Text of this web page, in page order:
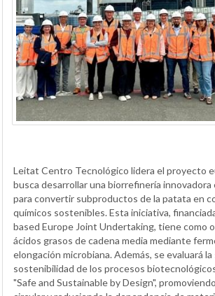
Leitat Centro Tecnológico lidera el proyecto
busca desarrollar una biorrefinería innovadora
para convertir subproductos de la patata en
químicos sostenibles. Esta iniciativa,
based Europe Joint Undertaking, tiene como
ácidos grasos de cadena media mediante
elongación microbiana. Además, se evaluará
sostenibilidad de los procesos
"Safe and Sustainable by Design",